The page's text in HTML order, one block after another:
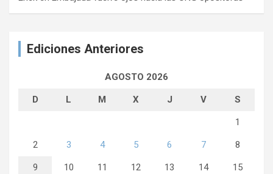
Ediciones Anteriores
AGOSTO 2026
D L M X J V S
1
2 3 4 5 6 7 8
9 10 11 12 13 14 15